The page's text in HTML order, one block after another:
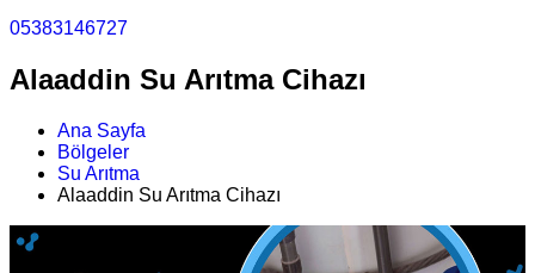
05383146727
Alaaddin Su Arıtma Cihazı
Ana Sayfa
Bölgeler
Su Arıtma
Alaaddin Su Arıtma Cihazı